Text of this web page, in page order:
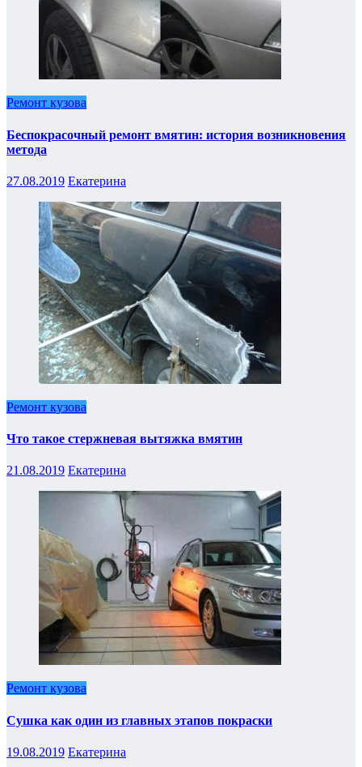
Ремонт кузова
Беспокрасочный ремонт вмятин: история возникновения
метода
27.08.2019 Екатерина
Ремонт кузова
Что такое стержневая вытяжка вмятин
21.08.2019 Екатерина
Ремонт кузова
Сушка как один из главных этапов покраски
19.08.2019 Екатерина